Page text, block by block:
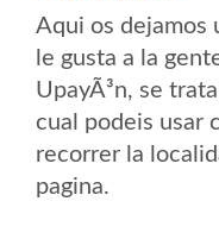
Aqui os dejamos
le gusta a la
UpayÃ³n, se
cual podeis usar
recorrer la
pagina.